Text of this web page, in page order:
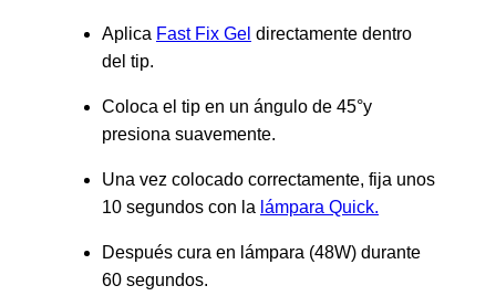
Aplica Fast Fix Gel directamente dentro
del tip.
Coloca el tip en un ángulo de 45°y
presiona suavemente.
Una vez colocado correctamente, fija unos
10 segundos con la lámpara Quick.
Después cura en lámpara (48W) durante
60 segundos.